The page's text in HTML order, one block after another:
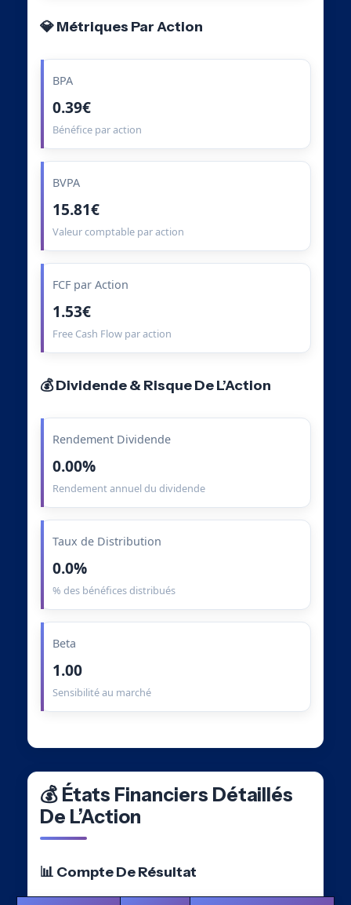
💎 Métriques Par Action
BPA
0.39€
Bénéfice par action
BVPA
15.81€
Valeur comptable par action
FCF par Action
1.53€
Free Cash Flow par action
💰 Dividende & Risque De L’Action
Rendement Dividende
0.00%
Rendement annuel du dividende
Taux de Distribution
0.0%
% des bénéfices distribués
Beta
1.00
Sensibilité au marché
💰 États Financiers Détaillés
De L’Action
📊 Compte De Résultat